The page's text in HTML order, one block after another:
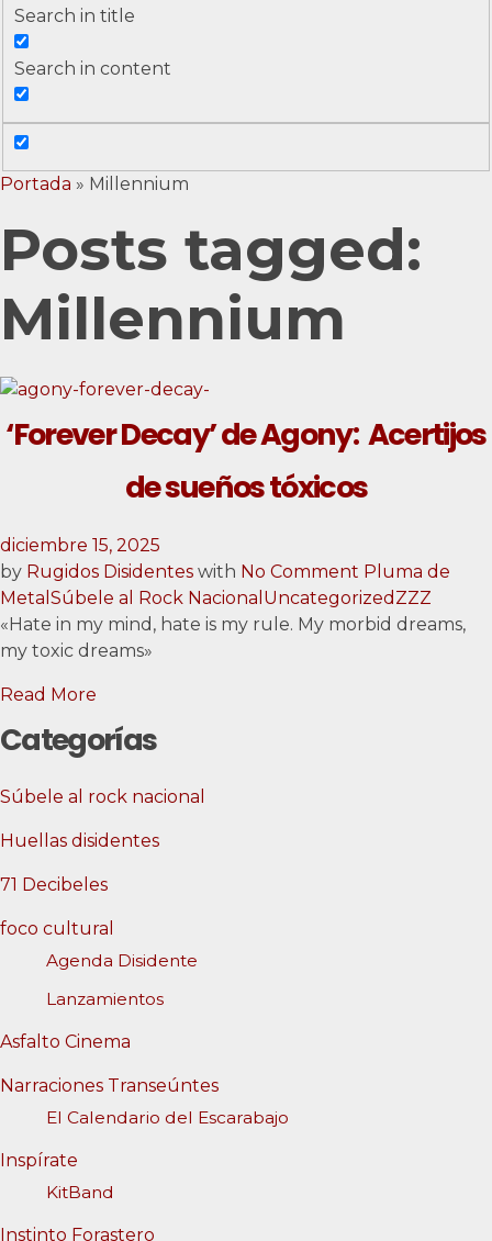
Search in title
Search in content
Portada » Millennium
Posts tagged:
Millennium
‘Forever Decay’ de Agony: Acertijos
de sueños tóxicos
diciembre 15, 2025
by Rugidos Disidentes with No Comment Pluma de
Metal Súbele al Rock Nacional Uncategorized ZZZ
«Hate in my mind, hate is my rule. My morbid dreams,
my toxic dreams»
Read More
Categorías
Súbele al rock nacional
Huellas disidentes
71 Decibeles
foco cultural
Agenda Disidente
Lanzamientos
Asfalto Cinema
Narraciones Transeúntes
El Calendario del Escarabajo
Inspírate
KitBand
Instinto Forastero